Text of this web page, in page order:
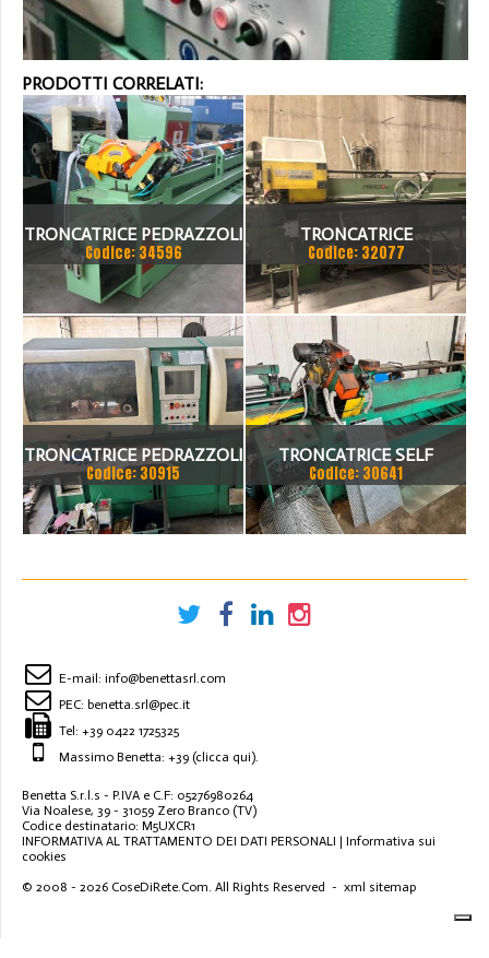
PRODOTTI CORRELATI:
TRONCATRICE PEDRAZZOLI
SELF BROWN CARICATORE
MT. 6, SCARICATORE MT. 3,
2 FERMI BARRA, USATA
Codice: 34596
TRONCATRICE
AUTOMATICA PEDRAZZOLI
SELF BROWN
Codice: 32077
TRONCATRICE PEDRAZZOLI
HORIZON AP 1500
Codice: 30915
TRONCATRICE SELF
BROWN PEDRAZZOLI CON
CARICATORE
Codice: 30641
E-mail: info@benettasrl.com
PEC: benetta.srl@pec.it
Tel: +39 0422 1725325
Massimo Benetta: +39 (clicca qui).
Benetta S.r.l.s - P.IVA e C.F: 05276980264
Via Noalese, 39 - 31059 Zero Branco (TV)
Codice destinatario: M5UXCR1
INFORMATIVA AL TRATTAMENTO DEI DATI PERSONALI | Informativa sui
cookies
© 2008 - 2026 CoseDiRete.Com. All Rights Reserved - xml sitemap